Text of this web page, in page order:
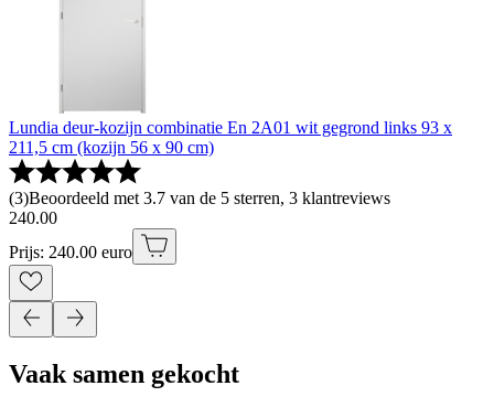
Lundia deur-kozijn combinatie En 2A01 wit gegrond links 93 x
211,5 cm (kozijn 56 x 90 cm)
(3)Beoordeeld met 3.7 van de 5 sterren, 3 klantreviews
240.00
Prijs: 240.00 euro
Vaak samen gekocht